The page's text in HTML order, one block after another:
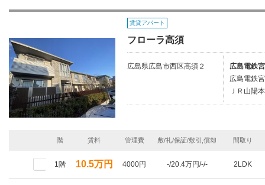
賃貸アパート
フローラ高須
広島県広島市西区高須２
広島電鉄
広島電鉄
ＪＲ山陽
階 賃料 管理費 敷/礼/保証/敷引,償却 間取り
1階 10.5万円 4000円 -/20.4万円/-/- 2LDK